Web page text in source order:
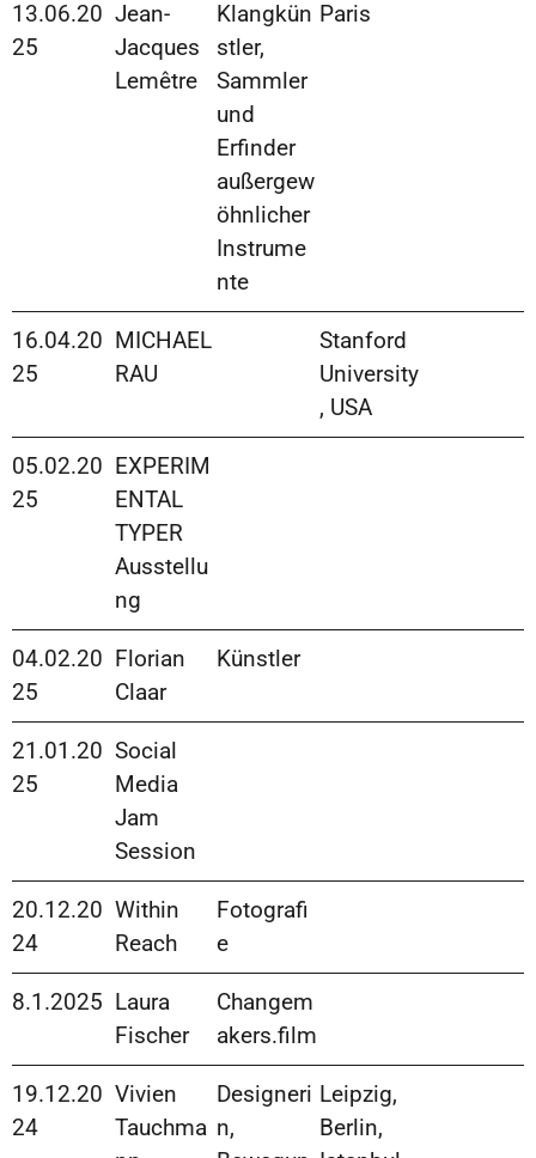
13.06.20
25
Jean-
Jacques
Lemêtre
Klangkün
stler,
Sammler
und
Erfinder
außergew
öhnlicher
Instrume
nte
Paris
16.04.20
25
MICHAEL
RAU
Stanford
University
, USA
05.02.20
25
EXPERIM
ENTAL
TYPER
Ausstellu
ng
04.02.20
25
Florian
Claar
Künstler
21.01.20
25
Social
Media
Jam
Session
20.12.20
24
Within
Reach
Fotografi
e
8.1.2025
Laura
Fischer
Changem
akers.film
19.12.20
24
Vivien
Tauchma
Designeri
n,
Leipzig,
Berlin,